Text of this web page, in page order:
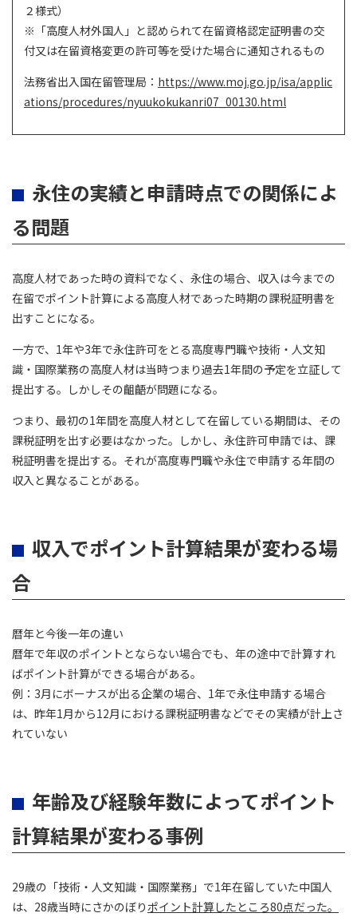
２様式）
※「高度人材外国人」と認められて在留資格認定証明書の交
付又は在留資格変更の許可等を受けた場合に通知されるもの
法務省出入国在留管理局： https://www.moj.go.jp/isa/applic
ations/procedures/nyuukokukanri07_00130.html
永住の実績と申請時点での関係によ
る問題
高度人材であった時の資料でなく、永住の場合、収入は今までの
在留でポイント計算による高度人材であった時期の課税証明書を
出すことになる。
一方で、1年や3年で永住許可をとる高度専門職や技術・人文知
識・国際業務の高度人材は当時つまり過去1年間の予定を立証して
提出する。しかしその齟齬が問題になる。
つまり、最初の1年間を高度人材として在留している期間は、その
課税証明を出す必要はなかった。しかし、永住許可申請では、課
税証明書を提出する。それが高度専門職や永住で申請する年間の
収入と異なることがある。
収入でポイント計算結果が変わる場
合
暦年と今後一年の違い
暦年で年収のポイントとならない場合でも、年の途中で計算すれ
ばポイント計算ができる場合がある。
例：3月にボーナスが出る企業の場合、1年で永住申請する場合
は、昨年1月から12月における課税証明書などでその実績が計上さ
れていない
年齢及び経験年数によってポイント
計算結果が変わる事例
29歳の「技術・人文知識・国際業務」で1年在留していた中国人
は、28歳当時にさかのぼりポイント計算したところ80点だった。